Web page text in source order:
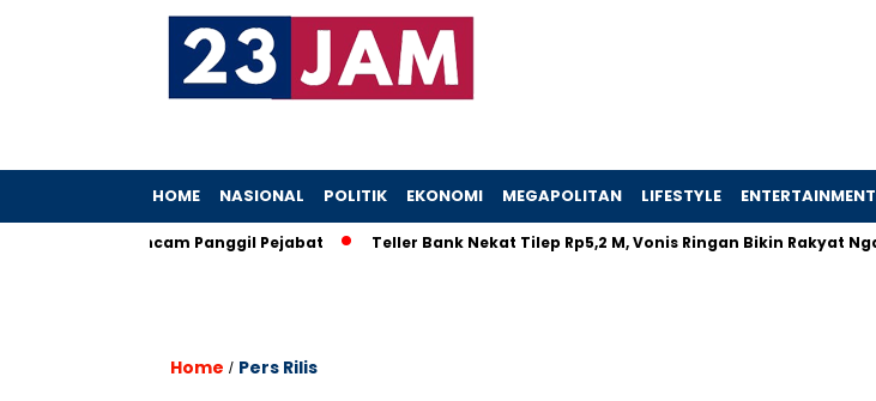
HOME NASIONAL POLITIK EKONOMI MEGAPOLITAN LIFESTYLE ENTERTAINMENT
KPK Ancam Panggil Pejabat Teller Bank Nekat Tilep Rp5,2 M, Vonis Ringan Bikin Rakyat Ngamuk!
Home / Pers Rilis